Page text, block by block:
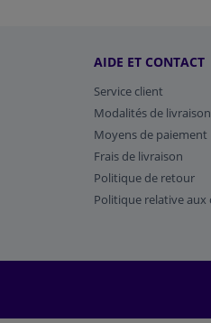
AIDE ET CONTACT
Service client
Modalités de livraison
Moyens de paiement
Frais de livraison
Politique de retour
Politique relative aux